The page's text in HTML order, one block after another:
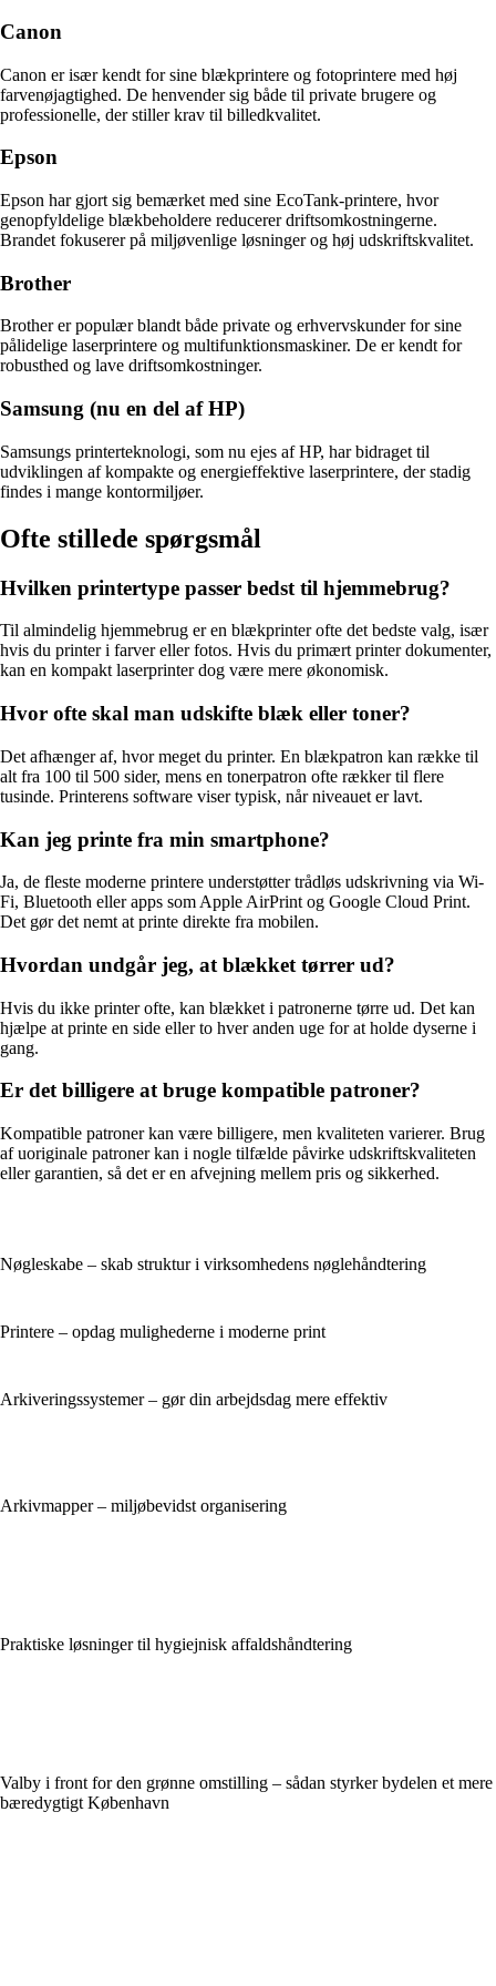
Canon
Canon er især kendt for sine blækprintere og fotoprintere med høj
farvenøjagtighed. De henvender sig både til private brugere og
professionelle, der stiller krav til billedkvalitet.
Epson
Epson har gjort sig bemærket med sine EcoTank-printere, hvor
genopfyldelige blækbeholdere reducerer driftsomkostningerne.
Brandet fokuserer på miljøvenlige løsninger og høj udskriftskvalitet.
Brother
Brother er populær blandt både private og erhvervskunder for sine
pålidelige laserprintere og multifunktionsmaskiner. De er kendt for
robusthed og lave driftsomkostninger.
Samsung (nu en del af HP)
Samsungs printerteknologi, som nu ejes af HP, har bidraget til
udviklingen af kompakte og energieffektive laserprintere, der stadig
findes i mange kontormiljøer.
Ofte stillede spørgsmål
Hvilken printertype passer bedst til hjemmebrug?
Til almindelig hjemmebrug er en blækprinter ofte det bedste valg, især
hvis du printer i farver eller fotos. Hvis du primært printer dokumenter,
kan en kompakt laserprinter dog være mere økonomisk.
Hvor ofte skal man udskifte blæk eller toner?
Det afhænger af, hvor meget du printer. En blækpatron kan række til
alt fra 100 til 500 sider, mens en tonerpatron ofte rækker til flere
tusinde. Printerens software viser typisk, når niveauet er lavt.
Kan jeg printe fra min smartphone?
Ja, de fleste moderne printere understøtter trådløs udskrivning via Wi-
Fi, Bluetooth eller apps som Apple AirPrint og Google Cloud Print.
Det gør det nemt at printe direkte fra mobilen.
Hvordan undgår jeg, at blækket tørrer ud?
Hvis du ikke printer ofte, kan blækket i patronerne tørre ud. Det kan
hjælpe at printe en side eller to hver anden uge for at holde dyserne i
gang.
Er det billigere at bruge kompatible patroner?
Kompatible patroner kan være billigere, men kvaliteten varierer. Brug
af uoriginale patroner kan i nogle tilfælde påvirke udskriftskvaliteten
eller garantien, så det er en afvejning mellem pris og sikkerhed.
Nøgleskabe – skab struktur i virksomhedens nøglehåndtering
Printere – opdag mulighederne i moderne print
Arkiveringssystemer – gør din arbejdsdag mere effektiv
Arkivmapper – miljøbevidst organisering
Praktiske løsninger til hygiejnisk affaldshåndtering
Valby i front for den grønne omstilling – sådan styrker bydelen et mere
bæredygtigt København